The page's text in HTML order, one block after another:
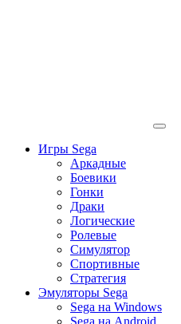
Игры Sega
Аркадные
Боевики
Гонки
Драки
Логические
Ролевые
Симулятор
Спортивные
Стратегия
Эмуляторы Sega
Sega на Windows
Sega на Android